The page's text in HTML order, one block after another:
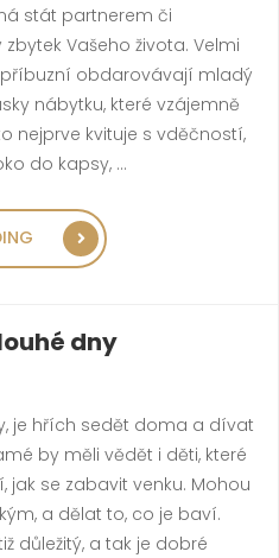
stát partnerem či
Vašeho života. Velmi
obdarovávají mladý
nábytku, které vzájemně
nejprve kvituje s vděčností,
do kapsy, …
„ZAŘIZOVAT SI BYT
dny
je hřích sedět doma a dívat
by měli vědět i děti, které
jak se zabavit venku. Mohou
a dělat to, co je baví.
důležitý, a tak je dobré